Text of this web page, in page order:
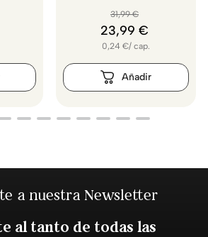
31,99 €
23,99 €
0,24 €/ cap.
a nuestra Newsletter
al tanto de todas las